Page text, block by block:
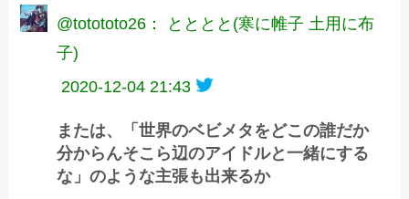
@totototo26： とととと(寒に帷子 土用に布
子)
2020-12-04 21:43
または、「世界のベビメタをどこの誰だか
分からんそこら辺のアイドルと一緒にする
な」のような主張も出来るか